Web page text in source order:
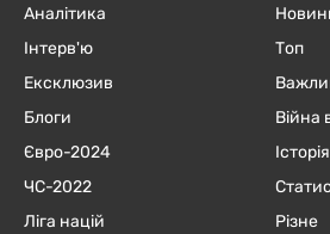
Аналітика
Інтерв'ю
Ексклюзив
Блоги
Євро-2024
ЧC-2022
Ліга націй
Топ
Війна
Історія
Різне